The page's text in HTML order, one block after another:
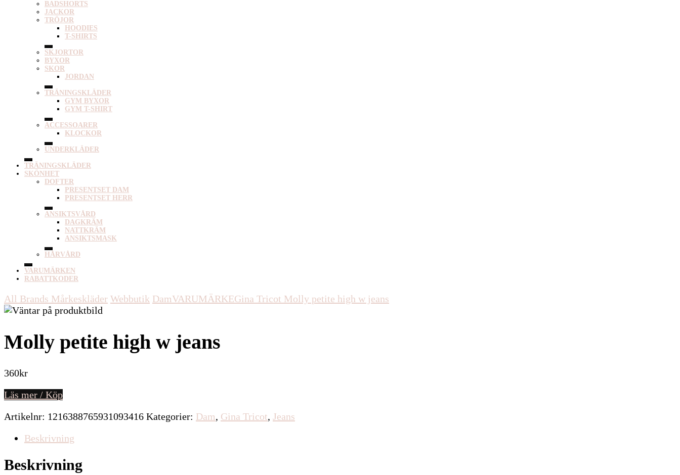
BADSHORTS
JACKOR
TRÖJOR
HOODIES
T-SHIRTS
SKJORTOR
BYXOR
SKOR
JORDAN
TRÄNINGSKLÄDER
GYM BYXOR
GYM T-SHIRT
ACCESSOARER
KLOCKOR
UNDERKLÄDER
TRÄNINGSKLÄDER
SKÖNHET
DOFTER
PRESENTSET DAM
PRESENTSET HERR
ANSIKTSVÅRD
DAGKRÄM
NATTKRÄM
ANSIKTSMASK
HÅRVÅRD
VARUMÄRKEN
RABATTKODER
All Brands Mårkeskläder Webbutik DamVARUMÄRKEGina Tricot Molly petite high w jeans
Molly petite high w jeans
360kr
Läs mer / Köp
Artikelnr: 1216388765931093416 Kategorier: Dam, Gina Tricot, Jeans
Beskrivning
Beskrivning